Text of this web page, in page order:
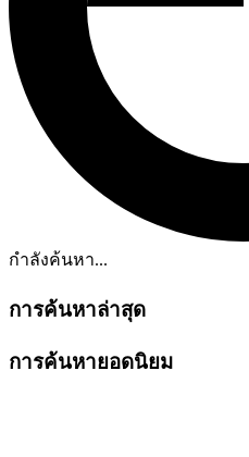
กำลังค้นหา...
การค้นหาล่าสุด
การค้นหายอดนิยม